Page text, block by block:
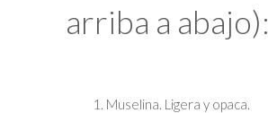
arriba a abajo):
Muselina. Ligera y opaca.